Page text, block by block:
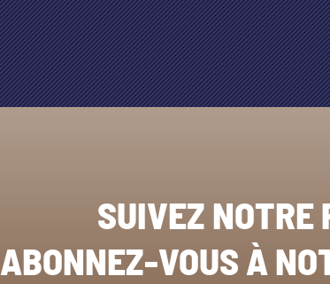
SUIVEZ NOTRE
ABONNEZ-VOUS À